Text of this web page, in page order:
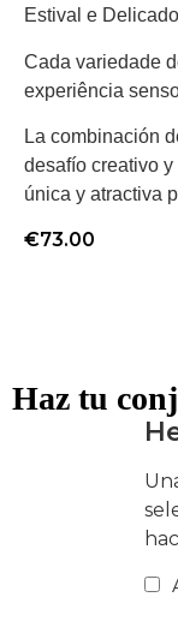
Estival e
Cada variedade
experiência
La combinación
desafío creativo
única y atractiva
€73.00
Haz tu